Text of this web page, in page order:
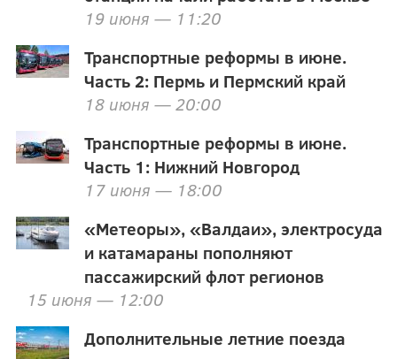
19 июня — 11:20
Транспортные реформы в июне.
Часть 2: Пермь и Пермский край
18 июня — 20:00
Транспортные реформы в июне.
Часть 1: Нижний Новгород
17 июня — 18:00
«Метеоры», «Валдаи», электросуда
и катамараны пополняют
пассажирский флот регионов
15 июня — 12:00
Дополнительные летние поезда